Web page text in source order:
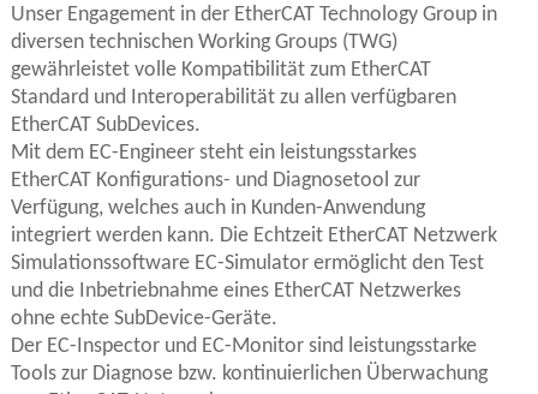
Unser Engagement in der EtherCAT Technology Group in
diversen technischen Working Groups (TWG)
gewährleistet volle Kompatibilität zum EtherCAT
Standard und Interoperabilität zu allen verfügbaren
EtherCAT SubDevices.
Mit dem EC-Engineer steht ein leistungsstarkes
EtherCAT Konfigurations- und Diagnosetool zur
Verfügung, welches auch in Kunden-Anwendung
integriert werden kann. Die Echtzeit EtherCAT Netzwerk
Simulationssoftware EC-Simulator ermöglicht den Test
und die Inbetriebnahme eines EtherCAT Netzwerkes
ohne echte SubDevice-Geräte.
Der EC-Inspector und EC-Monitor sind leistungsstarke
Tools zur Diagnose bzw. kontinuierlichen Überwachung